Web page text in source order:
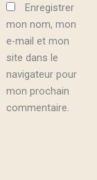
Enregistrer
mon nom, mon
e-mail et mon
site dans le
navigateur pour
mon prochain
commentaire.